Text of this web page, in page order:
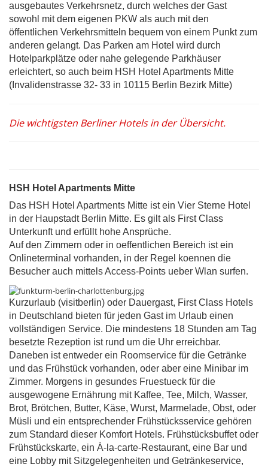
ausgebautes Verkehrsnetz, durch welches der Gast
sowohl mit dem eigenen PKW als auch mit den
öffentlichen Verkehrsmitteln bequem von einem Punkt zum
anderen gelangt. Das Parken am Hotel wird durch
Hotelparkplätze oder nahe gelegende Parkhäuser
erleichtert, so auch beim HSH Hotel Apartments Mitte
(Invalidenstrasse 32- 33 in 10115 Berlin Bezirk Mitte)
Die wichtigsten Berliner Hotels in der Übersicht.
HSH Hotel Apartments Mitte
Das HSH Hotel Apartments Mitte ist ein Vier Sterne Hotel
in der Haupstadt Berlin Mitte. Es gilt als First Class
Unterkunft und erfüllt hohe Ansprüche.
Auf den Zimmern oder in oeffentlichen Bereich ist ein
Onlineterminal vorhanden, in der Regel koennen die
Besucher auch mittels Access-Points ueber Wlan surfen.
Kurzurlaub (visitberlin) oder Dauergast, First Class Hotels
in Deutschland bieten für jeden Gast im Urlaub einen
vollständigen Service. Die mindestens 18 Stunden am Tag
besetzte Rezeption ist rund um die Uhr erreichbar.
Daneben ist entweder ein Roomservice für die Getränke
und das Frühstück vorhanden, oder aber eine Minibar im
Zimmer. Morgens in gesundes Fruestueck für die
ausgewogene Ernährung mit Kaffee, Tee, Milch, Wasser,
Brot, Brötchen, Butter, Käse, Wurst, Marmelade, Obst, oder
Müsli und ein entsprechender Frühstücksservice gehören
zum Standard dieser Komfort Hotels. Frühstücksbuffet oder
Frühstückskarte, ein À-la-carte-Restaurant, eine Bar und
eine Lobby mit Sitzgelegenheiten und Getränkeservice,